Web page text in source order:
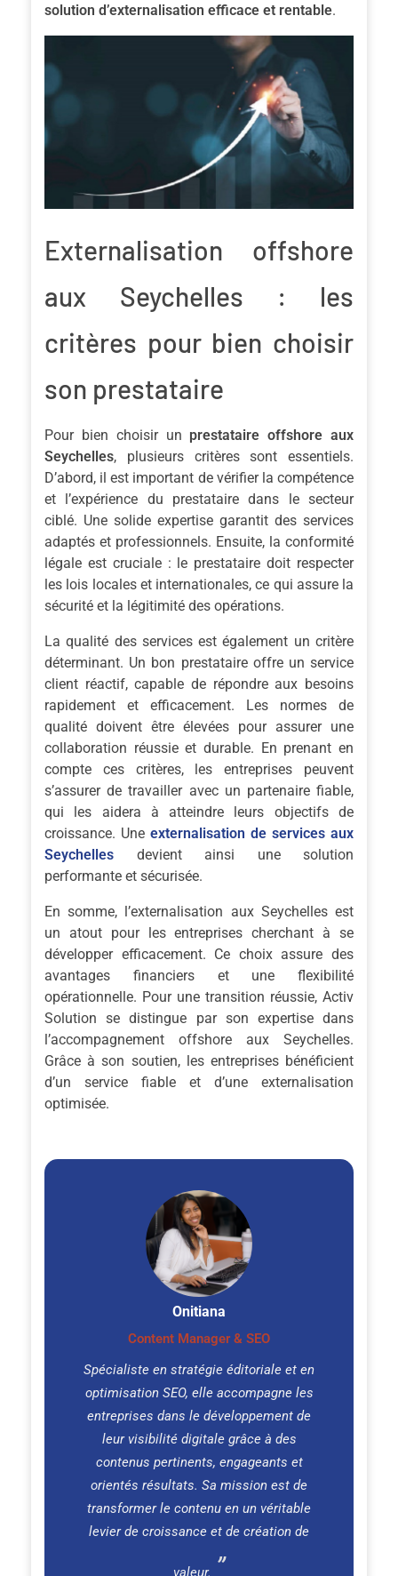
solution d’externalisation efficace et rentable.
Externalisation offshore
aux Seychelles : les
critères pour bien choisir
son prestataire
Pour bien choisir un prestataire offshore aux
Seychelles, plusieurs critères sont essentiels.
D’abord, il est important de vérifier la compétence
et l’expérience du prestataire dans le secteur
ciblé. Une solide expertise garantit des services
adaptés et professionnels. Ensuite, la conformité
légale est cruciale : le prestataire doit respecter
les lois locales et internationales, ce qui assure la
sécurité et la légitimité des opérations.
La qualité des services est également un critère
déterminant. Un bon prestataire offre un service
client réactif, capable de répondre aux besoins
rapidement et efficacement. Les normes de
qualité doivent être élevées pour assurer une
collaboration réussie et durable. En prenant en
compte ces critères, les entreprises peuvent
s’assurer de travailler avec un partenaire fiable,
qui les aidera à atteindre leurs objectifs de
croissance. Une externalisation de services aux
Seychelles devient ainsi une solution
performante et sécurisée.
En somme, l’externalisation aux Seychelles est
un atout pour les entreprises cherchant à se
développer efficacement. Ce choix assure des
avantages financiers et une flexibilité
opérationnelle. Pour une transition réussie, Activ
Solution se distingue par son expertise dans
l’accompagnement offshore aux Seychelles.
Grâce à son soutien, les entreprises bénéficient
d’un service fiable et d’une externalisation
optimisée.
Onitiana
Content Manager & SEO
Spécialiste en stratégie éditoriale et en
optimisation SEO, elle accompagne les
entreprises dans le développement de
leur visibilité digitale grâce à des
contenus pertinents, engageants et
orientés résultats. Sa mission est de
transformer le contenu en un véritable
levier de croissance et de création de